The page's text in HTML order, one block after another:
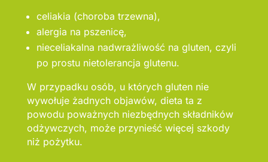
celiakia (choroba trzewna),
alergia na pszenicę,
nieceliakalna nadwrażliwość na gluten, czyli
po prostu nietolerancja glutenu.
W przypadku osób, u których gluten nie
wywołuje żadnych objawów, dieta ta z
powodu poważnych niezbędnych składników
odżywczych, może przynieść więcej szkody
niż pożytku.